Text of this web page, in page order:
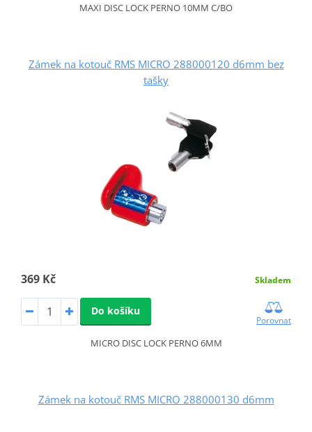
MAXI DISC LOCK PERNO 10MM C/BO
Zámek na kotouč RMS MICRO 288000120 d6mm bez
tašky
369 Kč Skladem
Do košíku
Porovnat
MICRO DISC LOCK PERNO 6MM
Zámek na kotouč RMS MICRO 288000130 d6mm